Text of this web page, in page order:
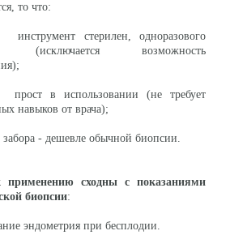
то что:
стерилен, одноразового
(исключается возможность
использовании (не требует
навыков от врача);
- дешевле обычной биопсии.
применению сходны с показаниями
биопсии:
эндометрия при бесплодии.